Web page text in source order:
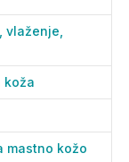
vlaženje,
koža
mastno kožo